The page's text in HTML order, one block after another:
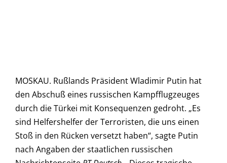
MOSKAU. Rußlands Präsident Wladimir Putin hat
den Abschuß eines russischen Kampfflugzeuges
durch die Türkei mit Konsequenzen gedroht. „Es
sind Helfershelfer der Terroristen, die uns einen
Stoß in den Rücken versetzt haben“, sagte Putin
nach Angaben der staatlichen russischen